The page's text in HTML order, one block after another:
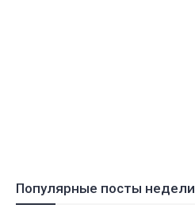
Популярные посты недели